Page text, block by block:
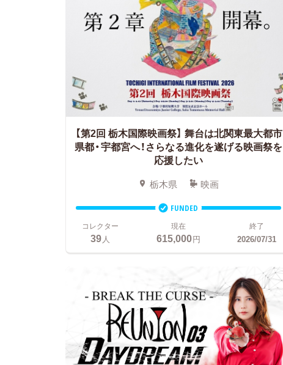
【第2回 栃木国際映画祭】 舞台は北関東最大都市
県都・宇都宮へ！さらなる進化を遂げる映画祭を
応援したい
栃木県 映画
FUNDED
コレクター
39人
現在
615,000円
終了
2026/07/31